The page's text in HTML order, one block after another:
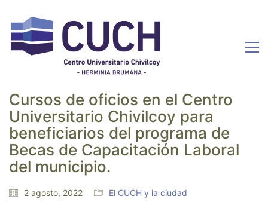
Cursos de oficios en el Centro
Universitario Chivilcoy para
beneficiarios del programa de
Becas de Capacitación Laboral
del municipio.
2 agosto, 2022 El CUCH y la ciudad